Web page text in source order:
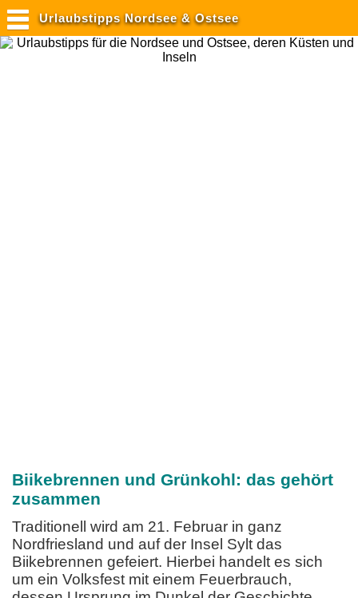
Urlaubstipps Nordsee & Ostsee
Biikebrennen und Grünkohl: das gehört
zusammen
Traditionell wird am 21. Februar in ganz
Nordfriesland und auf der Insel Sylt das
Biikebrennen gefeiert. Hierbei handelt es sich
um ein Volksfest mit einem Feuerbrauch,